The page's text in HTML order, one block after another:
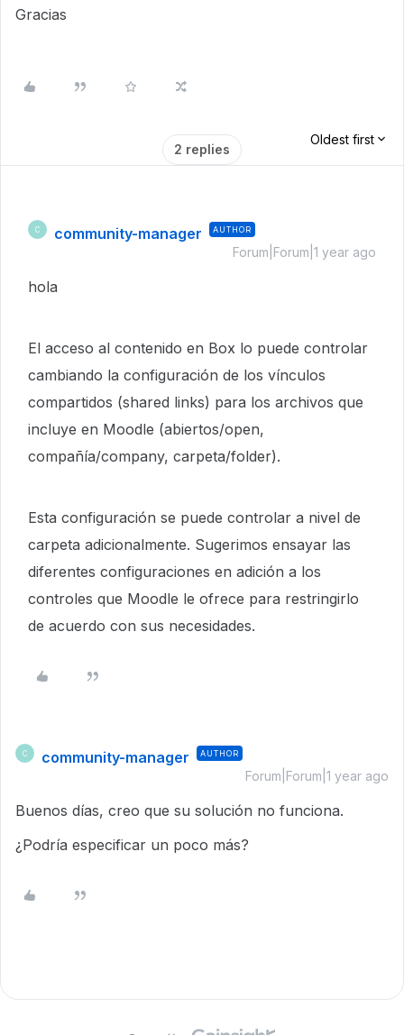
Gracias
2 replies
Oldest first
C community-manager AUTHOR
Forum|Forum|1 year ago
hola
El acceso al contenido en Box lo puede controlar
cambiando la configuración de los vínculos
compartidos (shared links) para los archivos que
incluye en Moodle (abiertos/open,
compañía/company, carpeta/folder).
Esta configuración se puede controlar a nivel de
carpeta adicionalmente. Sugerimos ensayar las
diferentes configuraciones en adición a los
controles que Moodle le ofrece para restringirlo
de acuerdo con sus necesidades.
C community-manager AUTHOR
Forum|Forum|1 year ago
Buenos días, creo que su solución no funciona.
¿Podría especificar un poco más?